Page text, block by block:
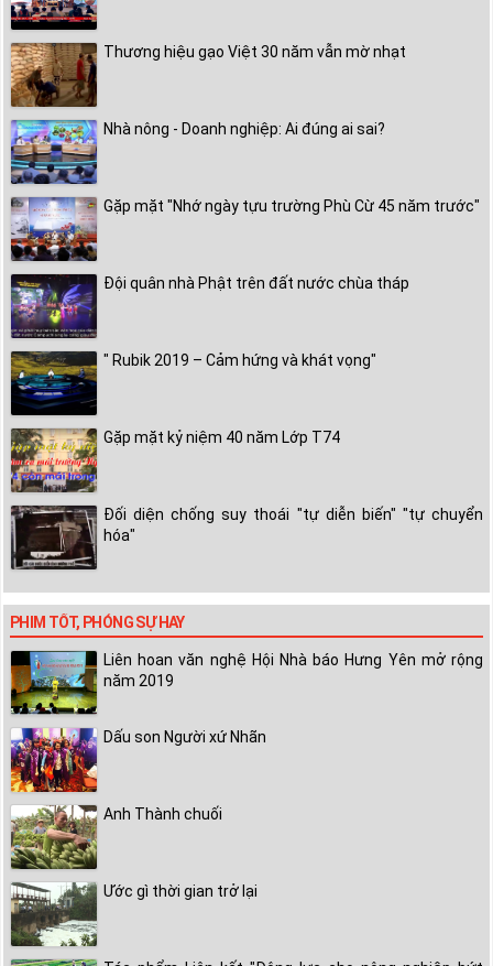
Thương hiệu gạo Việt 30 năm vẫn mờ nhạt
Nhà nông - Doanh nghiệp: Ai đúng ai sai?
Gặp mặt "Nhớ ngày tựu trường Phù Cừ 45 năm trước"
Đội quân nhà Phật trên đất nước chùa tháp
" Rubik 2019 – Cảm hứng và khát vọng"
Gặp mặt kỷ niệm 40 năm Lớp T74
Đối diện chống suy thoái "tự diễn biến" "tự chuyển
hóa"
PHIM TỐT, PHÓNG SỰ HAY
Liên hoan văn nghệ Hội Nhà báo Hưng Yên mở rộng
năm 2019
Dấu son Người xứ Nhãn
Anh Thành chuối
Ước gì thời gian trở lại